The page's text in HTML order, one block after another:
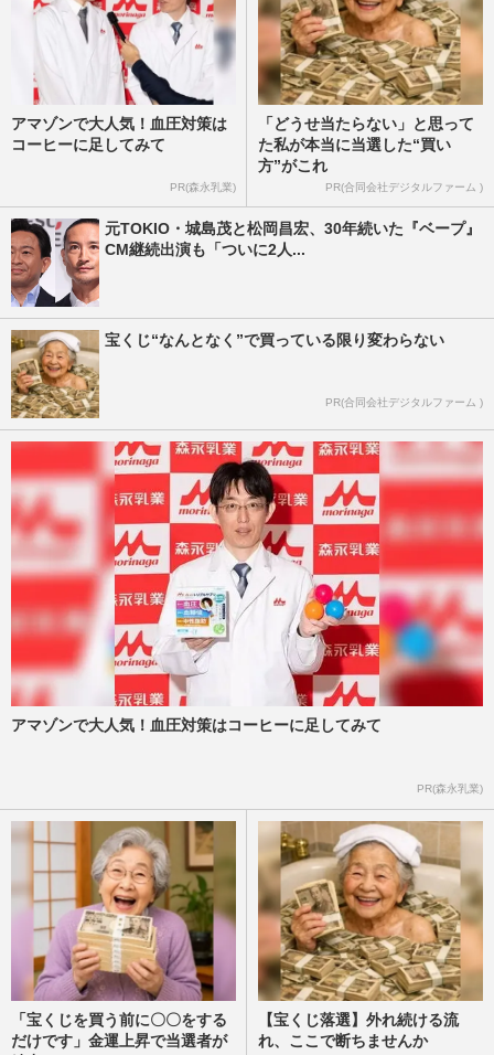
アマゾンで大人気！血圧対策は
コーヒーに足してみて
PR(森永乳業)
「どうせ当たらない」と思って
た私が本当に当選した“買い
方”がこれ
PR(合同会社デジタルファーム )
元TOKIO・城島茂と松岡昌宏、30年続いた『ベープ』
CM継続出演も「ついに2人...
宝くじ“なんとなく”で買っている限り変わらない
PR(合同会社デジタルファーム )
アマゾンで大人気！血圧対策はコーヒーに足してみて
PR(森永乳業)
「宝くじを買う前に〇〇をする
だけです」金運上昇で当選者が
【宝くじ落選】外れ続ける流
れ、ここで断ちませんか